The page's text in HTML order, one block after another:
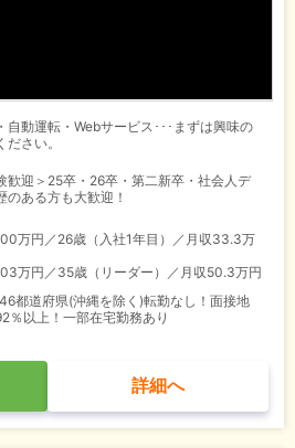
自動運転・Webサービス･･･まずは興味の
さい。
歓迎＞25卒・26卒・第二新卒・社会人デ
のある方も大歓迎！
万円／26歳（入社1年目）／月収33.3万
万円／35歳（リーダー）／月収50.3万円
都道府県(沖縄を除く)転勤なし！面接地
％以上！一部在宅勤務あり
詳細へ